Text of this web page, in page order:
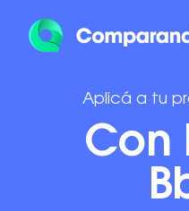
Aplicá a tu
Con